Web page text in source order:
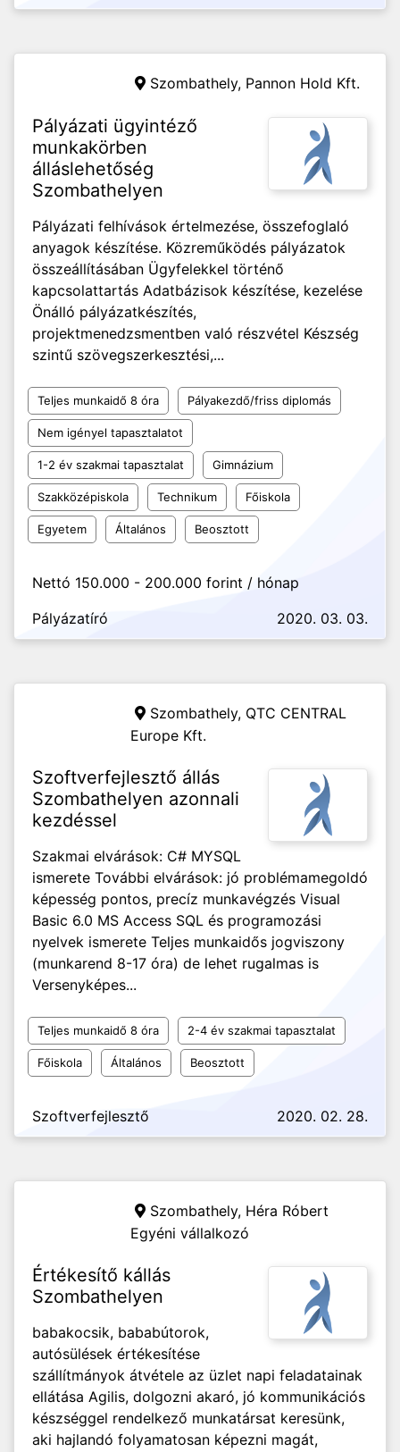
Szombathely, Pannon Hold Kft.
Pályázati ügyintéző
munkakörben
álláslehetőség
Szombathelyen
Pályázati felhívások értelmezése, összefoglaló
anyagok készítése. Közreműködés pályázatok
összeállításában Ügyfelekkel történő
kapcsolattartás Adatbázisok készítése, kezelése
Önálló pályázatkészítés,
projektmenedzsmentben való részvétel Készség
szintű szövegszerkesztési,...
Teljes munkaidő 8 óra Pályakezdő/friss diplomás
Nem igényel tapasztalatot
1-2 év szakmai tapasztalat Gimnázium
Szakközépiskola Technikum Főiskola
Egyetem Általános Beosztott
Nettó 150.000 - 200.000 forint / hónap
Pályázatíró
2020. 03. 03.
Szombathely, QTC CENTRAL
Europe Kft.
Szoftverfejlesztő állás
Szombathelyen azonnali
kezdéssel
Szakmai elvárások: C# MYSQL
ismerete További elvárások: jó problémamegoldó
képesség pontos, precíz munkavégzés Visual
Basic 6.0 MS Access SQL és programozási
nyelvek ismerete Teljes munkaidős jogviszony
(munkarend 8-17 óra) de lehet rugalmas is
Versenyképes...
Teljes munkaidő 8 óra 2-4 év szakmai tapasztalat
Főiskola Általános Beosztott
Szoftverfejlesztő 2020. 02. 28.
Szombathely, Héra Róbert
Egyéni vállalkozó
Értékesítő kállás
Szombathelyen
babakocsik, bababútorok,
autósülések értékesítése
szállítmányok átvétele az üzlet napi feladatainak
ellátása Agilis, dolgozni akaró, jó kommunikációs
készséggel rendelkező munkatársat keresünk,
aki hajlandó folyamatosan képezni magát,